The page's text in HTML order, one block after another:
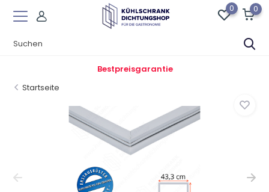
0 0
Bestpreisgarantie
Startseite